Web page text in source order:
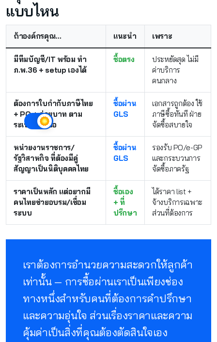
แบบไหน
ถ้าองค์กรคุณ... แนะนำ เพราะ
มีทีมบัญชี/IT พร้อม ทำ
ภ.พ.36 + setup เองได้
ซื้อตรง
ประหยัดสุด ไม่มี
ค่าบริการ
คนกลาง
ต้องการใบกำกับภาษีไทย
+ PO + จ่ายบาท ตาม
ระเบียบจัดซื้อ
ซื้อผ่าน
GLS
เอกสารถูกต้อง ใช้
ภาษีซื้อทันที ฝ่าย
จัดซื้อสบายใจ
หน่วยงานราชการ/
รัฐวิสาหกิจ ที่ต้องมีคู่
สัญญาเป็นนิติบุคคลไทย
ซื้อผ่าน
GLS
รองรับ PO/e-GP
และกระบวนการ
จัดซื้อภาครัฐ
ราคาเป็นหลัก แต่อยากมี
คนไทยช่วยอบรม/เชื่อม
ระบบ
ซื้อเอง
+ ที่
ปรึกษา
ได้ราคา list +
จ้างบริการเฉพาะ
ส่วนที่ต้องการ
เราต้องการอำนวยความสะดวกให้ลูกค้า
เท่านั้น — การซื้อผ่านเราเป็นเพียงช่อง
ทางหนึ่งสำหรับคนที่ต้องการคำปรึกษา
และความอุ่นใจ ส่วนเรื่องราคาและความ
คุ้มค่าเป็นสิ่งที่คุณต้องตัดสินใจเอง